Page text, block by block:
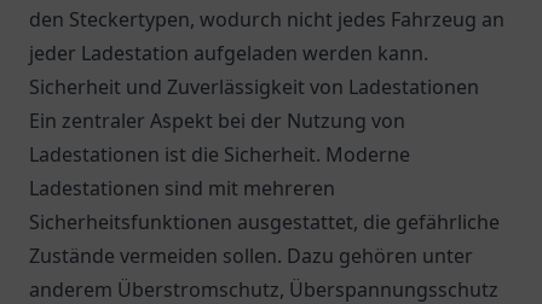
den Steckertypen, wodurch nicht jedes Fahrzeug an
jeder Ladestation aufgeladen werden kann.
Sicherheit und Zuverlässigkeit von Ladestationen
Ein zentraler Aspekt bei der Nutzung von
Ladestationen ist die Sicherheit. Moderne
Ladestationen sind mit mehreren
Sicherheitsfunktionen ausgestattet, die gefährliche
Zustände vermeiden sollen. Dazu gehören unter
anderem Überstromschutz, Überspannungsschutz